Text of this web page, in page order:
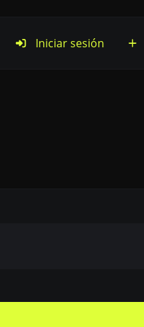
Iniciar sesión